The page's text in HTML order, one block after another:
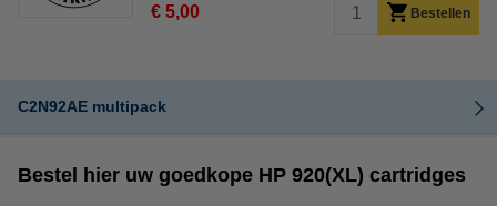
€ 5,00 Bestellen
C2N92AE multipack
Bestel hier uw goedkope HP 920(XL) cartridges